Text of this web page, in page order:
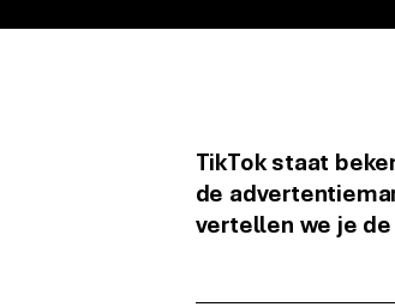
TikTok staat
de
vertellen we je de